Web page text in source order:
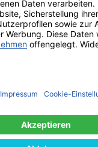
Vertrag widerrufen
USt., zzgl.Versand